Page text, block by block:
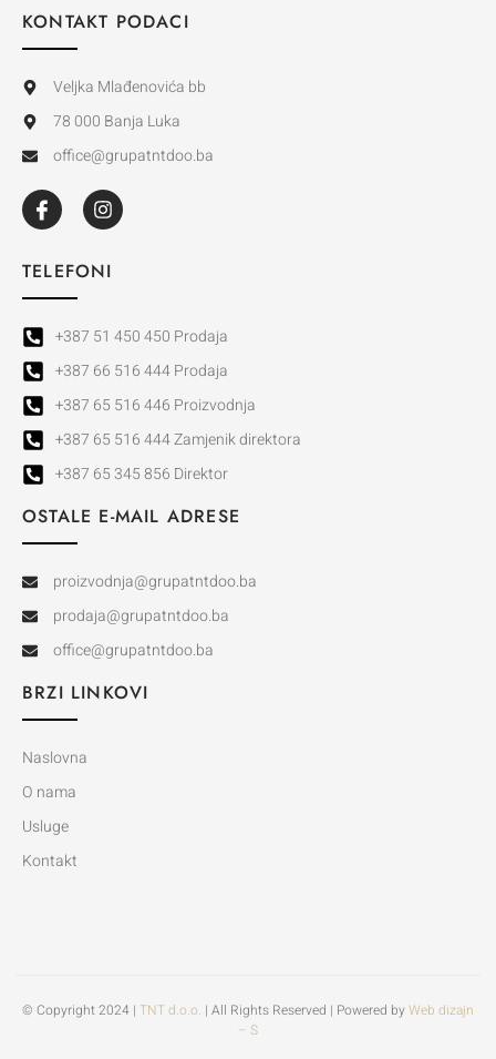
KONTAKT PODACI
Veljka Mlađenovića bb
78 000 Banja Luka
office@grupatntdoo.ba
TELEFONI
+387 51 450 450 Prodaja
+387 66 516 444 Prodaja
+387 65 516 446 Proizvodnja
+387 65 516 444 Zamjenik direktora
+387 65 345 856 Direktor
OSTALE E-MAIL ADRESE
proizvodnja@grupatntdoo.ba
prodaja@grupatntdoo.ba
office@grupatntdoo.ba
BRZI LINKOVI
Naslovna
O nama
Usluge
Kontakt
© Copyright 2024 | TNT d.o.o. | All Rights Reserved | Powered byWeb dizajn
– S